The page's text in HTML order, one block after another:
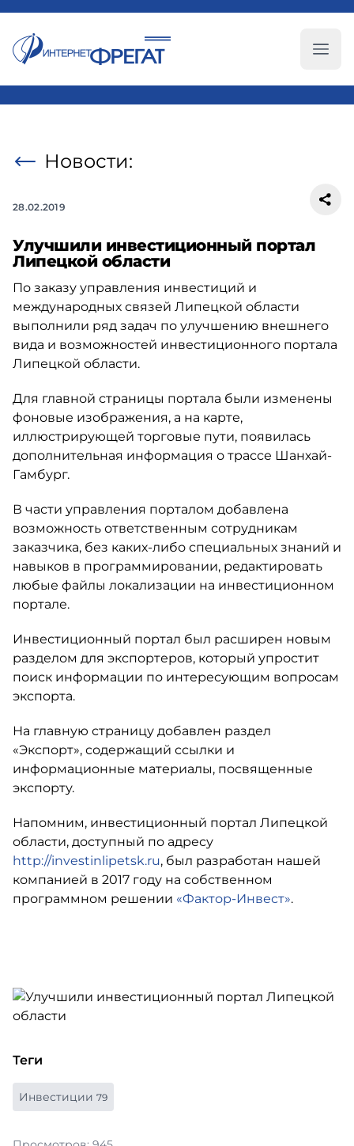
Новости:
28.02.2019
Улучшили инвестиционный портал
Липецкой области
По заказу управления инвестиций и
международных связей Липецкой области
выполнили ряд задач по улучшению внешнего
вида и возможностей инвестиционного портала
Липецкой области.
Для главной страницы портала были изменены
фоновые изображения, а на карте,
иллюстрирующей торговые пути, появилась
дополнительная информация о трассе Шанхай-
Гамбург.
В части управления порталом добавлена
возможность ответственным сотрудникам
заказчика, без каких-либо специальных знаний и
навыков в программировании, редактировать
любые файлы локализации на инвестиционном
портале.
Инвестиционный портал был расширен новым
разделом для экспортеров, который упростит
поиск информации по интересующим вопросам
экспорта.
На главную страницу добавлен раздел
«Экспорт», содержащий ссылки и
информационные материалы, посвященные
экспорту.
Напомним, инвестиционный портал Липецкой
области, доступный по адресу
http://investinlipetsk.ru, был разработан нашей
компанией в 2017 году на собственном
программном решении «Фактор-Инвест».
Теги
Инвестиции 79